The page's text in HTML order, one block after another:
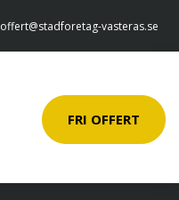
offert@stadforetag-vasteras.se
FRI OFFERT